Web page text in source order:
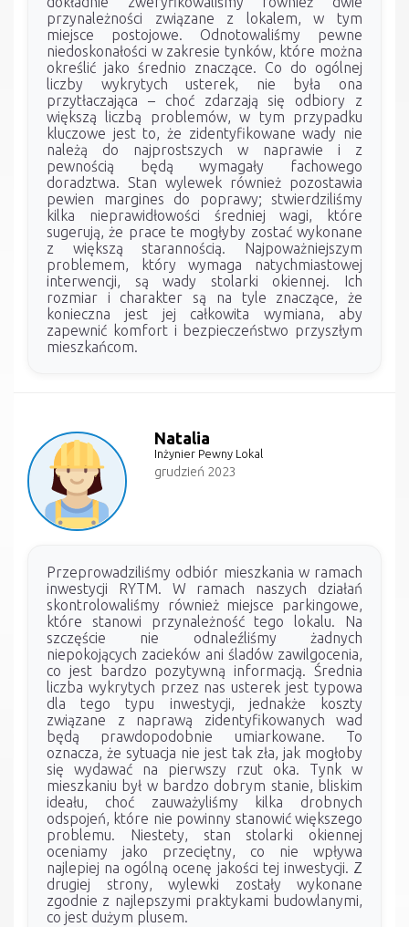
przynależności związane z lokalem, w tym
miejsce postojowe. Odnotowaliśmy pewne
niedoskonałości w zakresie tynków, które można
określić jako średnio znaczące. Co do ogólnej
liczby wykrytych usterek, nie była ona
przytłaczająca – choć zdarzają się odbiory z
większą liczbą problemów, w tym przypadku
kluczowe jest to, że zidentyfikowane wady nie
należą do najprostszych w naprawie i z
pewnością będą wymagały fachowego
doradztwa. Stan wylewek również pozostawia
pewien margines do poprawy; stwierdziliśmy
kilka nieprawidłowości średniej wagi, które
sugerują, że prace te mogłyby zostać wykonane
z większą starannością. Najpoważniejszym
problemem, który wymaga natychmiastowej
interwencji, są wady stolarki okiennej. Ich
rozmiar i charakter są na tyle znaczące, że
konieczna jest jej całkowita wymiana, aby
zapewnić komfort i bezpieczeństwo przyszłym
mieszkańcom.
Natalia
Inżynier Pewny Lokal
grudzień 2023
Przeprowadziliśmy odbiór mieszkania w ramach
inwestycji RYTM. W ramach naszych działań
skontrolowaliśmy również miejsce parkingowe,
które stanowi przynależność tego lokalu. Na
szczęście nie odnaleźliśmy żadnych
niepokojących zacieków ani śladów zawilgocenia,
co jest bardzo pozytywną informacją. Średnia
liczba wykrytych przez nas usterek jest typowa
dla tego typu inwestycji, jednakże koszty
związane z naprawą zidentyfikowanych wad
będą prawdopodobnie umiarkowane. To
oznacza, że sytuacja nie jest tak zła, jak mogłoby
się wydawać na pierwszy rzut oka. Tynk w
mieszkaniu był w bardzo dobrym stanie, bliskim
ideału, choć zauważyliśmy kilka drobnych
odspojeń, które nie powinny stanowić większego
problemu. Niestety, stan stolarki okiennej
oceniamy jako przeciętny, co nie wpływa
najlepiej na ogólną ocenę jakości tej inwestycji. Z
drugiej strony, wylewki zostały wykonane
zgodnie z najlepszymi praktykami budowlanymi,
co jest dużym plusem.